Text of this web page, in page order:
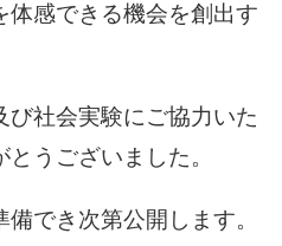
体感できる機会を創出す
び社会実験にご協力いた
うございました。
でき次第公開します。